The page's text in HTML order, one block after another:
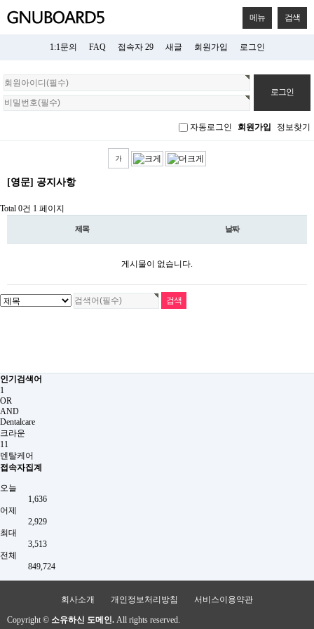
메뉴 검색
1:1문의 FAQ 접속자 29 새글 회원가입 로그인
회
원
로
자동로그인 회원가입 정보찾기
[영문] 공지사항
Total 0건 1 페이지
제목 날짜
게시물이 없습니다.
인기검색어
1
OR
AND
Dentalcare
크라운
11
덴탈케어
접속자집계
오늘
1,636
어제
2,929
최대
3,513
전체
849,724
회사소개 개인정보처리방침 서비스이용약관
Copyright © 소유하신 도메인. All rights reserved.